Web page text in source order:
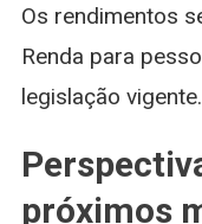
Os rendimentos
Renda para
legislação vigente.
próximos